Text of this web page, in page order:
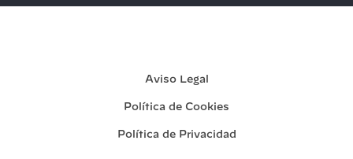
Aviso Legal
Política de Cookies
Política de Privacidad